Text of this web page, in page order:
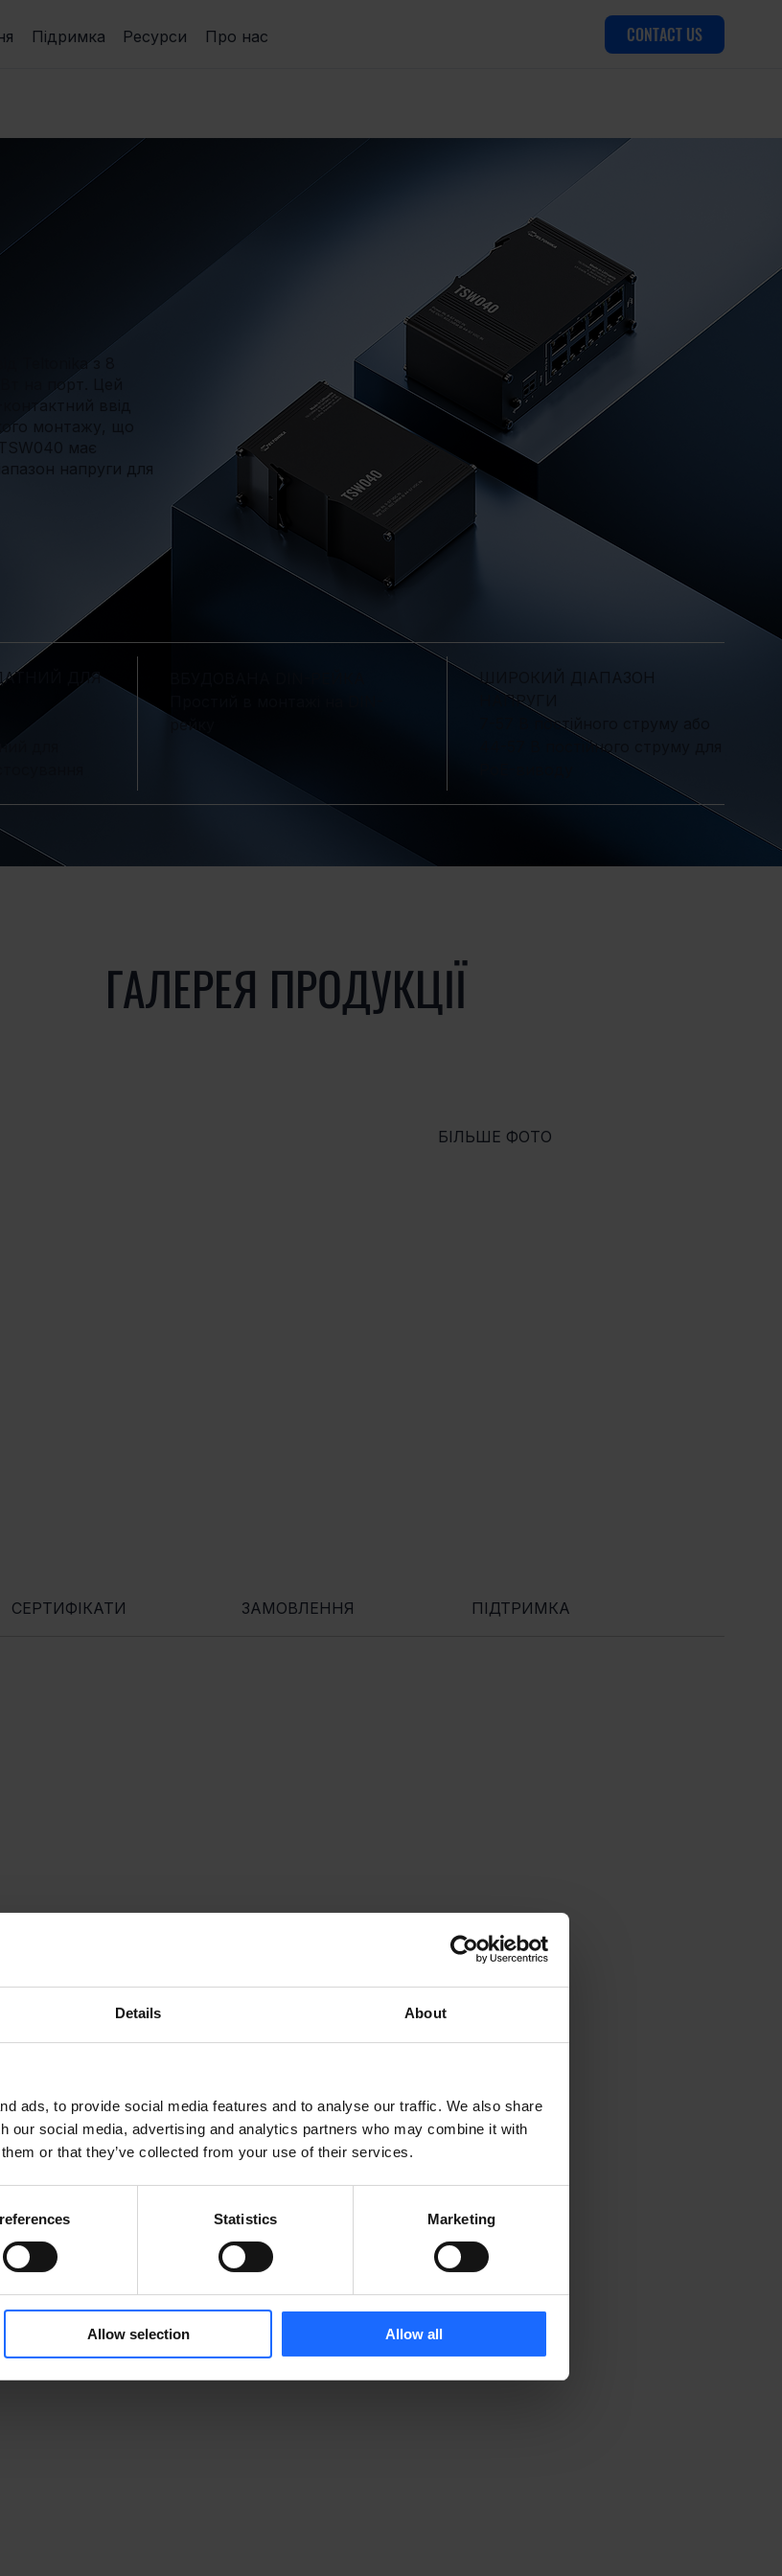
Details About
ads, to provide social media features and to analyse our traffic. We also share
our social media, advertising and analytics partners who may combine it with
or that they’ve collected from your use of their services.
Statistics Marketing
Allow selection Allow all
Підримка Ресурси Про нас CONTACT US
Teltonika з 8
на порт. Цей
ввід
монтажу, що
має
напруги для
ДЛЯ
для
рейку
ШИРОКИЙ ДІАПАЗОН
НАПРУГИ
7-57 В постійного струму або
44-57 В постійного струму для
ГАЛЕРЕЯ ПРОДУКЦІЇ
БІЛЬШЕ ФОТО
СЕРТИФІКАТИ ЗАМОВЛЕННЯ ПІДТРИМКА